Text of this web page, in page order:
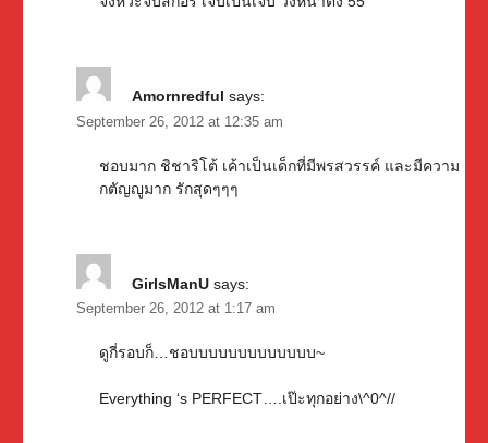
Amornredful says:
September 26, 2012 at 12:35 am
ชอบมาก ชิชาริโต้ เค้าเป็นเด็กที่มีพรสวรรค์ และมีความ
กตัญญูมาก รักสุดๆๆๆ
GirlsManU says:
September 26, 2012 at 1:17 am
ดูกี่รอบก็…ชอบบบบบบบบบบบบบ~
Everything ‘s PERFECT….เป๊ะทุกอย่าง\^0^//